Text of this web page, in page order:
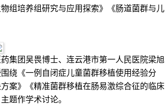
组培养组研究与应用探索》《肠道菌群与儿
团吴畏博士、连云港市第一人民医院梁旭
绕《一例自闭症儿童菌群移植使用经验分
案》《精准菌群移植在肠易激综合征的临床
题作学术讨论。